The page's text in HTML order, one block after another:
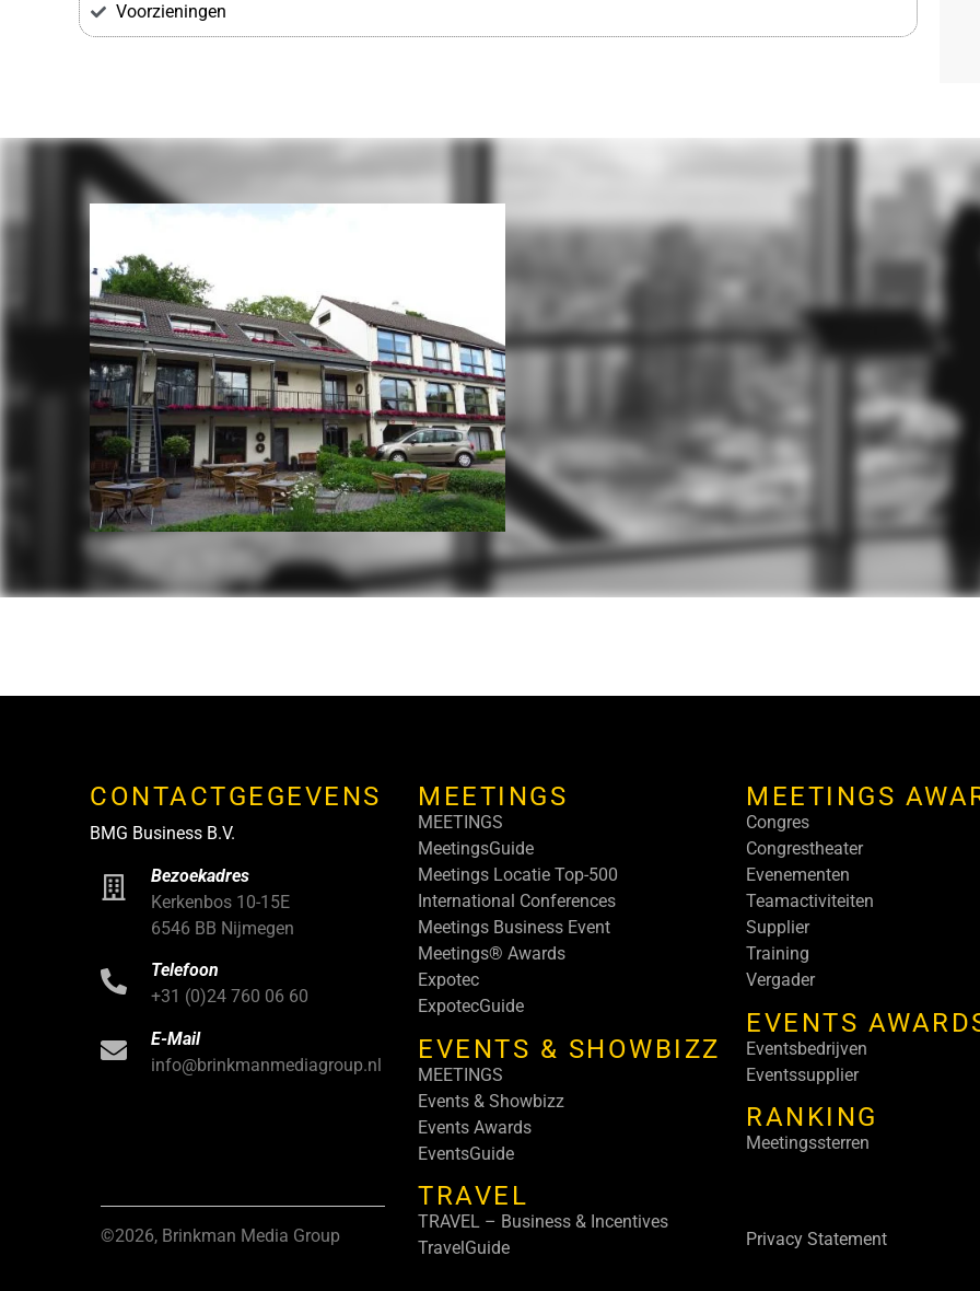
Voorzieningen
CONTACTGEGEVENS
BMG Business B.V.
Bezoekadres
Kerkenbos 10-15E
6546 BB Nijmegen
Telefoon
+31 (0)24 760 06 60
E-Mail
info@brinkmanmediagroup.nl
©2026, Brinkman Media Group
MEETINGS
MEETINGS
MeetingsGuide
Meetings Locatie Top-500
International Conferences
Meetings Business Event
Meetings® Awards
Expotec
ExpotecGuide
EVENTS & SHOWBIZZ
MEETINGS
Events & Showbizz
Events Awards
EventsGuide
TRAVEL
TRAVEL – Business & Incentives
TravelGuide
MEETINGS
Congres
Congrestheater
Evenementen
Teamactiviteiten
Supplier
Training
Vergader
EVENTS
Eventsbedrijven
Eventssupplier
RANKING
Meetingssterren
Privacy Statement